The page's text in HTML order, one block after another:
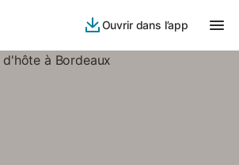
Ouvrir dans l’app